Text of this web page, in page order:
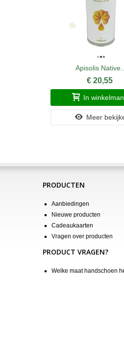
Apisolis Native...
€ 20,55
In
Meer
PRODUCTEN
Aanbiedingen
Nieuwe producten
Cadeaukaarten
Vragen over producten
PRODUCT VRAGEN?
Welke maat handschoen